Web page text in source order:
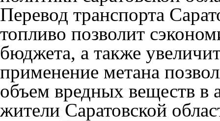
Перевод транспорта
топливо позволит
бюджета, а также
применение метана
объем вредных веществ
жители Саратовской